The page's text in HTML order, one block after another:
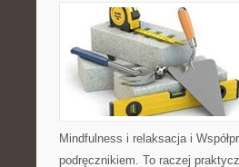
Mindfulness i relaksacja i
podręcznikiem. To raczej